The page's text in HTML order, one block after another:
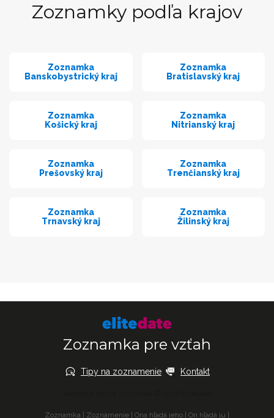
Zoznamky podľa krajov
Zoznamka
Banskobystrický kraj
Zoznamka
Bratislavský kraj
Zoznamka
Košický kraj
Zoznamka
Nitrianský kraj
Zoznamka
Prešovský kraj
Zoznamka
Trenčianský kraj
Zoznamka
Trnavský kraj
Zoznamka
Žilinský kraj
Zoznamka pre vzťah
Tipy na zoznamenie Kontakt
Zoznamka Zoznámenie Ona hľadá jeho On hľadá ju